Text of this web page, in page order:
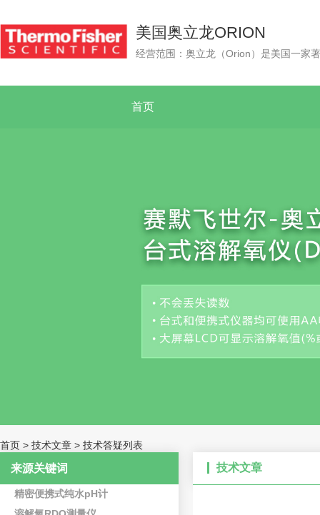
美国奥立龙ORION
首页
首页 > 技术文章 > 技术答疑列表
来源关键词
精密便携式纯水pH计
技术文章